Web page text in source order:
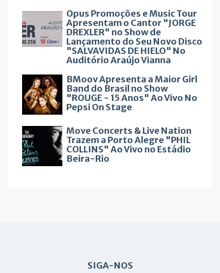
Opus Promoções e Music Tour
Apresentam o Cantor "JORGE
DREXLER" no Show de
Lançamento do Seu Novo Disco
"SALVAVIDAS DE HIELO" No
Auditório Araújo Vianna
BMoov Apresenta a Maior Girl
Band do Brasil no Show
"ROUGE - 15 Anos" Ao Vivo No
Pepsi On Stage
Move Concerts & Live Nation
Trazem a Porto Alegre "PHIL
COLLINS" Ao Vivo no Estádio
Beira-Rio
SIGA-NOS